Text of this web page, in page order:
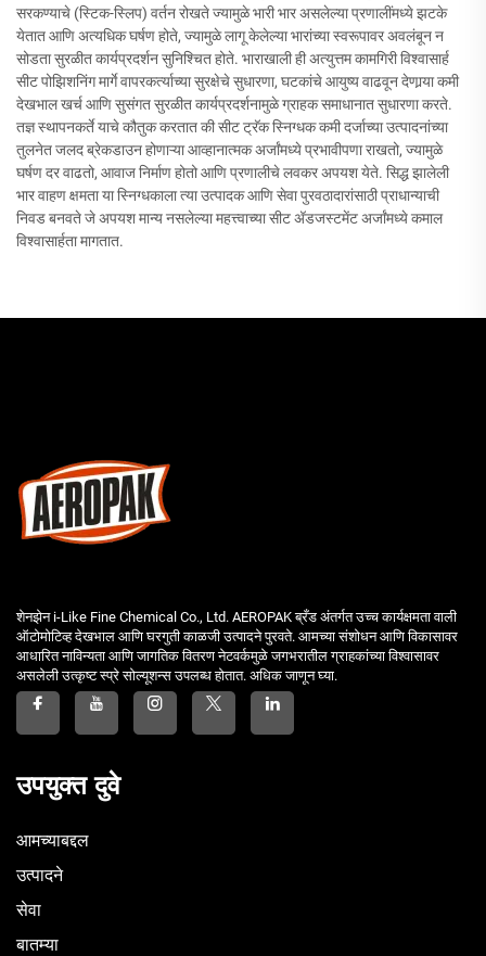
सरकण्याचे (स्टिक-स्लिप) वर्तन रोखते ज्यामुळे भारी भार असलेल्या प्रणालींमध्ये झटके
येतात आणि अत्यधिक घर्षण होते, ज्यामुळे लागू केलेल्या भारांच्या स्वरूपावर अवलंबून न
सोडता सुरळीत कार्यप्रदर्शन सुनिश्चित होते. भाराखाली ही अत्युत्तम कामगिरी विश्वासार्ह
सीट पोझिशनिंग मार्गे वापरकर्त्याच्या सुरक्षेचे सुधारणा, घटकांचे आयुष्य वाढवून देणार्‍या कमी
देखभाल खर्च आणि सुसंगत सुरळीत कार्यप्रदर्शनामुळे ग्राहक समाधानात सुधारणा करते.
तज्ञ स्थापनकर्ते याचे कौतुक करतात की सीट ट्रॅक स्निग्धक कमी दर्जाच्या उत्पादनांच्या
तुलनेत जलद ब्रेकडाउन होणाऱ्या आव्हानात्मक अर्जांमध्ये प्रभावीपणा राखतो, ज्यामुळे
घर्षण दर वाढतो, आवाज निर्माण होतो आणि प्रणालीचे लवकर अपयश येते. सिद्ध झालेली
भार वाहण क्षमता या स्निग्धकाला त्या उत्पादक आणि सेवा पुरवठादारांसाठी प्राधान्याची
निवड बनवते जे अपयश मान्य नसलेल्या महत्त्वाच्या सीट अ‍ॅडजस्टमेंट अर्जांमध्ये कमाल
विश्वासार्हता मागतात.
शेनझेन i-Like Fine Chemical Co., Ltd. AEROPAK ब्रँड अंतर्गत उच्च कार्यक्षमता वाली
ऑटोमोटिव्ह देखभाल आणि घरगुती काळजी उत्पादने पुरवते. आमच्या संशोधन आणि विकासावर
आधारित नाविन्यता आणि जागतिक वितरण नेटवर्कमुळे जगभरातील ग्राहकांच्या विश्वासावर
असलेली उत्कृष्ट स्प्रे सोल्यूशन्स उपलब्ध होतात. अधिक जाणून घ्या.
उपयुक्त दुवे
आमच्याबद्दल
उत्पादने
सेवा
बातम्या